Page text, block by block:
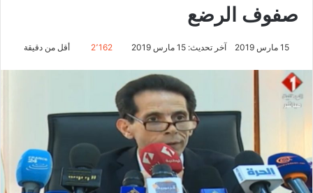
صفوف الرضع
15 مارس 2019 آخر تحديث: 15 مارس 2019 2٬162 أقل من دقيقة